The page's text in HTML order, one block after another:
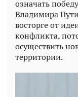
означать
Владимира
восторге от
конфликта,
осуществить
территории.